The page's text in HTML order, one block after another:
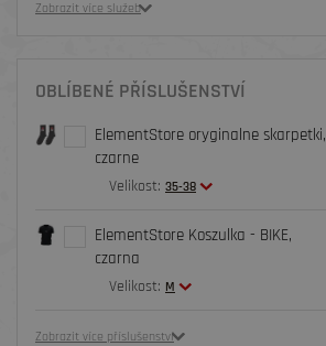
Zobrazit více služeb
OBLÍBENÉ PŘÍSLUŠENSTVÍ
ElementStore oryginalne skarpetki,
czarne
Velikost: 35-38
ElementStore Koszulka - BIKE,
czarna
Velikost: M
Zobrazit více příslušenství